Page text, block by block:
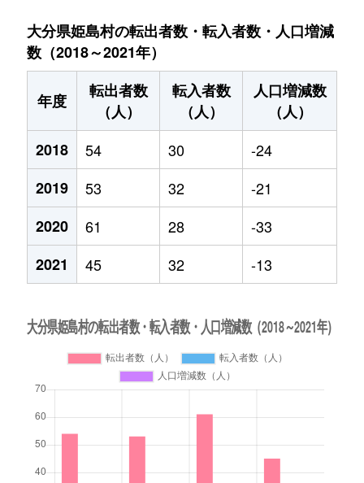
大分県姫島村の転出者数・転入者数・人口増減
数（2018～2021年）
年度
転出者数
（人）
転入者数
（人）
人口増減数
（人）
2018
54 30
-24
2019
53 32
-21
2020
61 28
-33
2021
45 32 -13